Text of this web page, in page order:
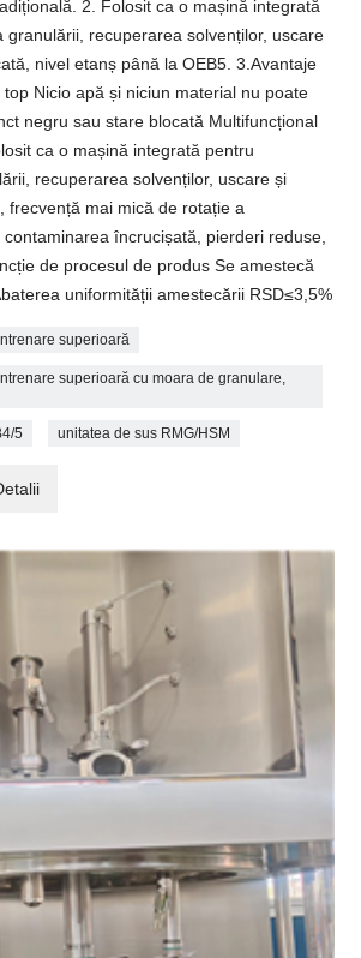
2. Folosit ca o mașină integrată
granulării, recuperarea solvenților, uscare
nivel etanș până la OEB5. 3.Avantaje
Nicio apă și niciun material nu poate
negru sau stare blocată Multifuncțional
ca o mașină integrată pentru
recuperarea solvenților, uscare și
frecvență mai mică de rotație a
încrucișată, pierderi reduse,
de procesul de produs Se amestecă
uniformității amestecării RSD≤3,5%
superioară
superioară cu moara de granulare,
5 unitatea de sus RMG/HSM